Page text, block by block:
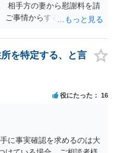
相手方の妻から慰謝料を請
ご事情からすると減額交渉
を特定する、と言
役にたった 16
に事実確認を求めるのは大